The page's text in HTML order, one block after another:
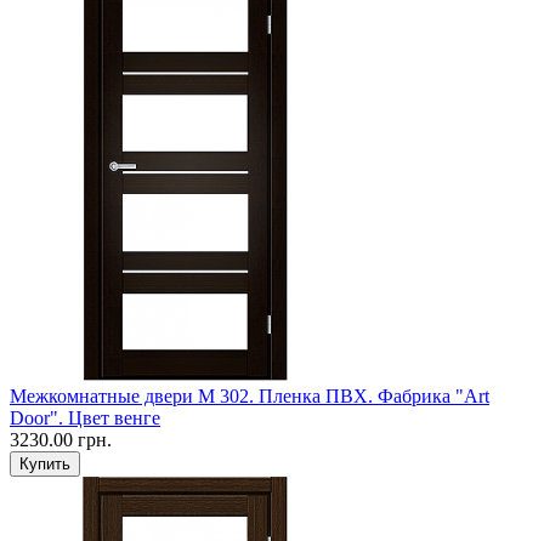
Межкомнатные двери M 302. Пленка ПВХ. Фабрика "Art
Door". Цвет венге
3230.00 грн.